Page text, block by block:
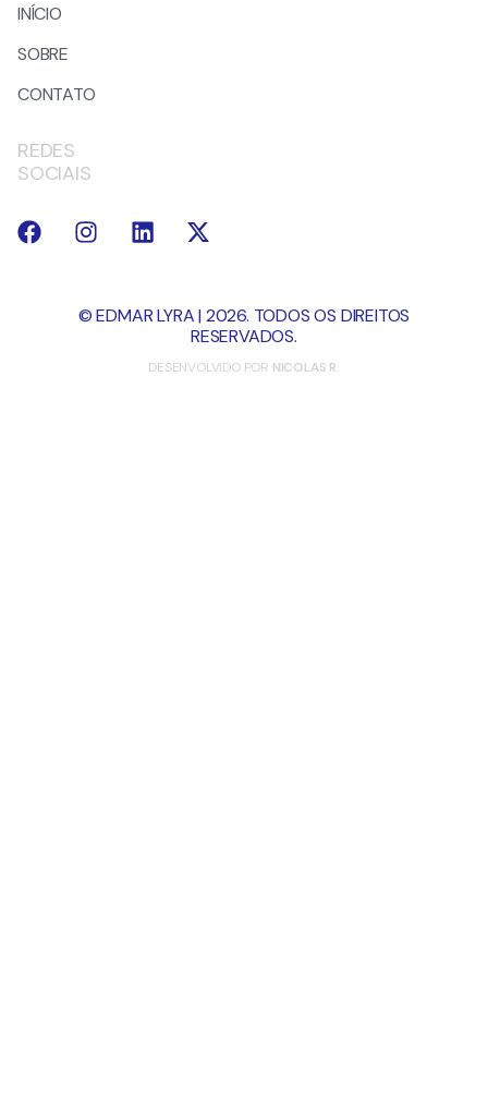
INÍCIO
SOBRE
CONTATO
REDES
SOCIAIS
© EDMAR LYRA | 2026. TODOS OS DIREITOS
RESERVADOS.
DESENVOLVIDO POR NICOLAS R.